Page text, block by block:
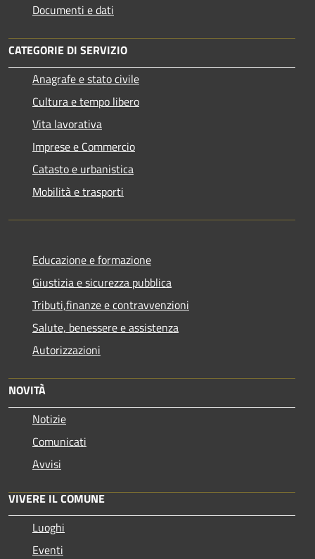
Documenti e dati
CATEGORIE DI SERVIZIO
Anagrafe e stato civile
Cultura e tempo libero
Vita lavorativa
Imprese e Commercio
Catasto e urbanistica
Mobilità e trasporti
Educazione e formazione
Giustizia e sicurezza pubblica
Tributi,finanze e contravvenzioni
Salute, benessere e assistenza
Autorizzazioni
NOVITÀ
Notizie
Comunicati
Avvisi
VIVERE IL COMUNE
Luoghi
Eventi